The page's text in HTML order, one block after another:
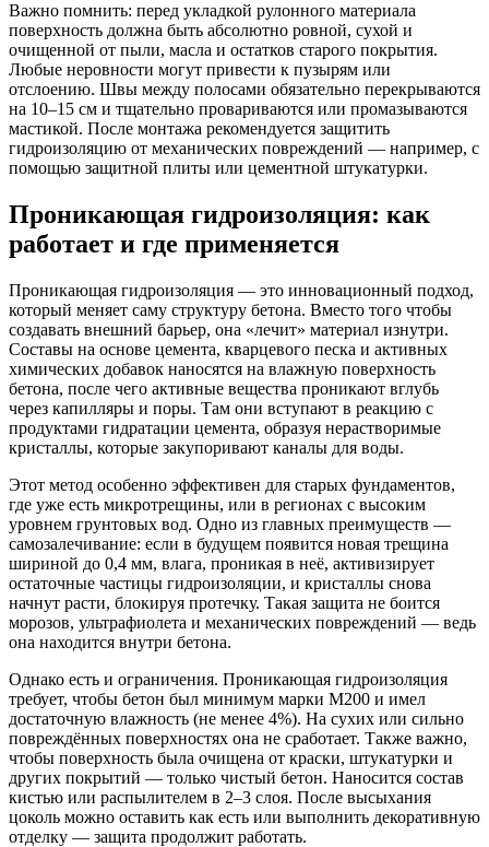
Важно помнить: перед укладкой рулонного материала
поверхность должна быть абсолютно ровной, сухой и
очищенной от пыли, масла и остатков старого покрытия.
Любые неровности могут привести к пузырям или
отслоению. Швы между полосами обязательно перекрываются
на 10–15 см и тщательно провариваются или промазываются
мастикой. После монтажа рекомендуется защитить
гидроизоляцию от механических повреждений — например, с
помощью защитной плиты или цементной штукатурки.
Проникающая гидроизоляция: как
работает и где применяется
Проникающая гидроизоляция — это инновационный подход,
который меняет саму структуру бетона. Вместо того чтобы
создавать внешний барьер, она «лечит» материал изнутри.
Составы на основе цемента, кварцевого песка и активных
химических добавок наносятся на влажную поверхность
бетона, после чего активные вещества проникают вглубь
через капилляры и поры. Там они вступают в реакцию с
продуктами гидратации цемента, образуя нерастворимые
кристаллы, которые закупоривают каналы для воды.
Этот метод особенно эффективен для старых фундаментов,
где уже есть микротрещины, или в регионах с высоким
уровнем грунтовых вод. Одно из главных преимуществ —
самозалечивание: если в будущем появится новая трещина
шириной до 0,4 мм, влага, проникая в неё, активизирует
остаточные частицы гидроизоляции, и кристаллы снова
начнут расти, блокируя протечку. Такая защита не боится
морозов, ультрафиолета и механических повреждений — ведь
она находится внутри бетона.
Однако есть и ограничения. Проникающая гидроизоляция
требует, чтобы бетон был минимум марки М200 и имел
достаточную влажность (не менее 4%). На сухих или сильно
повреждённых поверхностях она не сработает. Также важно,
чтобы поверхность была очищена от краски, штукатурки и
других покрытий — только чистый бетон. Наносится состав
кистью или распылителем в 2–3 слоя. После высыхания
цоколь можно оставить как есть или выполнить декоративную
отделку — защита продолжит работать.